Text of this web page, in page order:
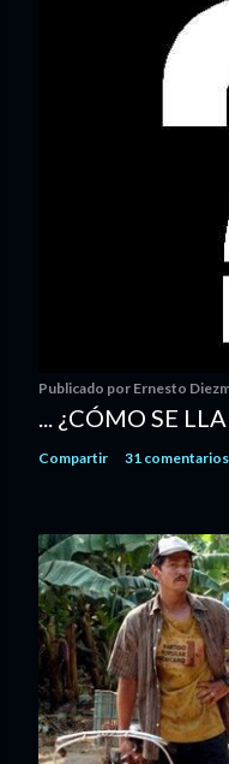
Publicado por Ernesto
... ¿CÓMO SE
Compartir 31 comentarios